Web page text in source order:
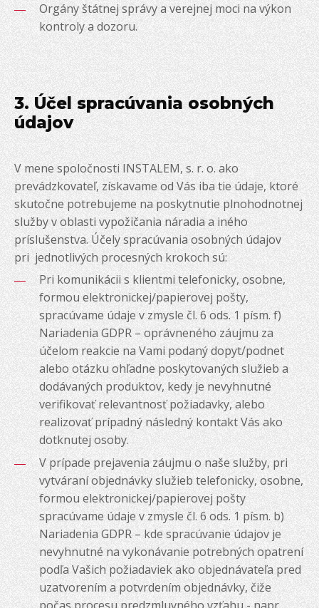
Orgány štátnej správy a verejnej moci na výkon
kontroly a dozoru.
3. Účel spracúvania osobných
údajov
V mene spoločnosti INSTALEM, s. r. o. ako
prevádzkovateľ, získavame od Vás iba tie údaje, ktoré
skutočne potrebujeme na poskytnutie plnohodnotnej
služby v oblasti vypožičania náradia a iného
príslušenstva. Účely spracúvania osobných údajov
pri jednotlivých procesných krokoch sú:
Pri komunikácii s klientmi telefonicky, osobne,
formou elektronickej/papierovej pošty,
spracúvame údaje v zmysle čl. 6 ods. 1 písm. f)
Nariadenia GDPR – oprávneného záujmu za
účelom reakcie na Vami podaný dopyt/podnet
alebo otázku ohľadne poskytovaných služieb a
dodávaných produktov, kedy je nevyhnutné
verifikovať relevantnosť požiadavky, alebo
realizovať prípadný následný kontakt Vás ako
dotknutej osoby.
V prípade prejavenia záujmu o naše služby, pri
vytváraní objednávky služieb telefonicky, osobne,
formou elektronickej/papierovej pošty
spracúvame údaje v zmysle čl. 6 ods. 1 písm. b)
Nariadenia GDPR – kde spracúvanie údajov je
nevyhnutné na vykonávanie potrebných opatrení
podľa Vašich požiadaviek ako objednávateľa pred
uzatvorením a potvrdením objednávky, čiže